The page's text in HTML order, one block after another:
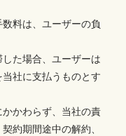
料は、ユーザーの負
た場合、ユーザーは
社に支払うものとす
かわらず、当社の責
約期間途中の解約、